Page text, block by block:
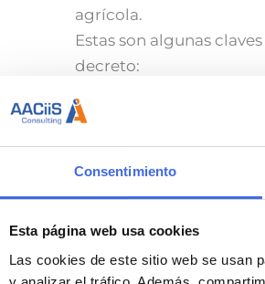
Consentimiento
Esta página web usa cookies
Las cookies de este sitio web se usan
agrícola.
Estas son algunas
decreto:
-El SIEX integrará la
laAdministración
accionesadicionales.
alsistema.
enEspaña entre 2023-